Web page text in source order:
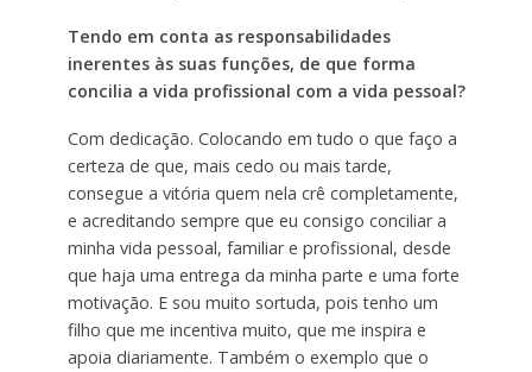
Tendo em conta as responsabilidades
inerentes às suas funções, de que forma
concilia a vida profissional com a vida pessoal?
Com dedicação. Colocando em tudo o que faço a
certeza de que, mais cedo ou mais tarde,
consegue a vitória quem nela crê completamente,
e acreditando sempre que eu consigo conciliar a
minha vida pessoal, familiar e profissional, desde
que haja uma entrega da minha parte e uma forte
motivação. E sou muito sortuda, pois tenho um
filho que me incentiva muito, que me inspira e
apoia diariamente. Também o exemplo que o